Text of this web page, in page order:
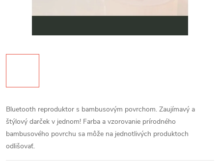
Bluetooth reproduktor s bambusovým povrchom. Zaujímavý a
štýlový darček v jednom! Farba a vzorovanie prírodného
bambusového povrchu sa môže na jednotlivých produktoch
odlišovať.